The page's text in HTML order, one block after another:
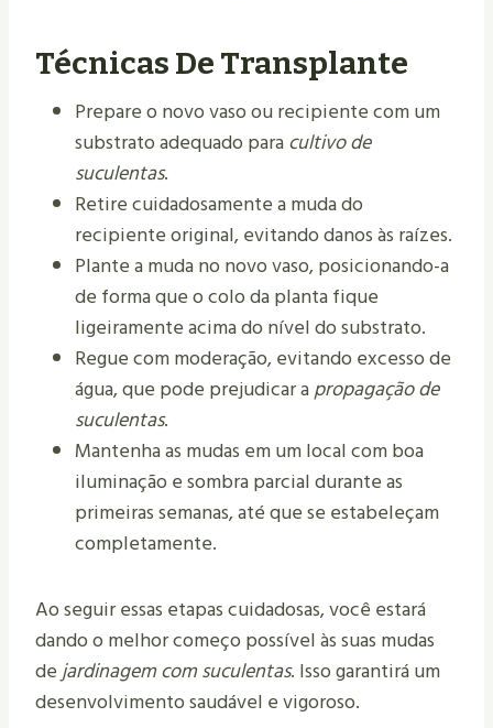
Técnicas De Transplante
Prepare o novo vaso ou recipiente com um
substrato adequado paracultivo de
suculentas.
Retire cuidadosamente a muda do
recipiente original, evitando danos às raízes.
Plante a muda no novo vaso, posicionando-a
de forma que o colo da planta fique
ligeiramente acima do nível do substrato.
Regue com moderação, evitando excesso de
água, que pode prejudicar apropagação de
suculentas.
Mantenha as mudas em um local com boa
iluminação e sombra parcial durante as
primeiras semanas, até que se estabeleçam
completamente.
Ao seguir essas etapas cuidadosas, você estará
dando o melhor começo possível às suas mudas
de jardinagem com suculentas. Isso garantirá um
desenvolvimento saudável e vigoroso.